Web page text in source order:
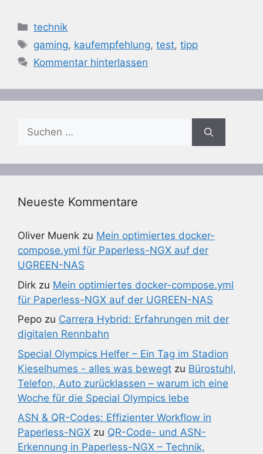
Kategorien
technik
Schlagwörter
gaming, kaufempfehlung,test,tipp
Kommentar hinterlassen
Suchen
nach:
Neueste Kommentare
Oliver Muenk zu Mein optimiertes docker-
compose.yml für Paperless-NGX auf der
UGREEN-NAS
Dirk zu Mein optimiertes docker-compose.yml
für Paperless-NGX auf der UGREEN-NAS
Pepo zu Carrera Hybrid: Erfahrungen mit der
digitalen Rennbahn
Special Olympics Helfer – Ein Tag im Stadion
Kieselhumes - alles was bewegt zu Bürostuhl,
Telefon, Auto zurücklassen – warum ich eine
Woche für die Special Olympics lebe
ASN & QR-Codes: Effizienter Workflow in
Paperless-NGX zu QR-Code- und ASN-
Erkennung in Paperless-NGX – Technik,